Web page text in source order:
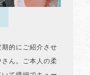
的にご紹介させ
ん。ご本人の柔